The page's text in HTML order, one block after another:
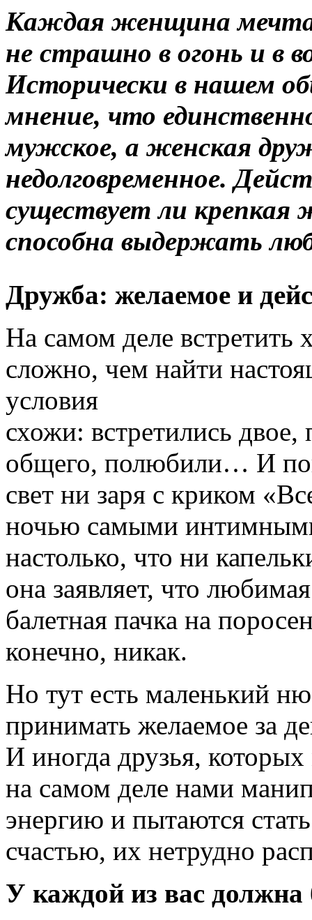
Каждая женщина
не страшно в огонь и в
Исторически в нашем
мнение, что
мужское, а женская
недолговременное.
существует ли крепкая
способна выдержать
Дружба: желаемое и
На самом деле
сложно, чем найти
условия
схожи: встретились
общего, полюбили… И
свет ни заря с криком
ночью самыми
настолько, что ни
она заявляет, что
балетная пачка на
конечно, никак.
Но тут есть маленький
принимать желаемое за
И иногда друзья,
на самом деле нами
энергию и пытаются
счастью, их нетрудно
У каждой из вас должна